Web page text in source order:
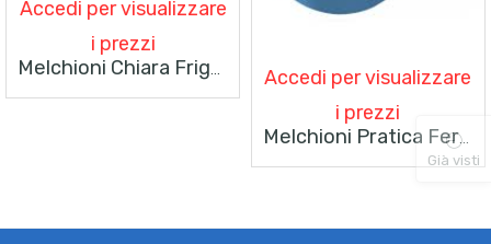
Accedi per visualizzare
i prezzi
Melchioni Chiara Friggitrice Ad Aria 6.5lt Con Funzione Vapore Soft, Con Doppia Resistenza
Accedi per visualizzare
i prezzi
Melchioni Pratica Ferro Da Stiro A Caldaia 2000w
Già visti